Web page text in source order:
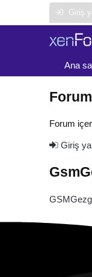
Giriş
Ana
Forum
Giriş